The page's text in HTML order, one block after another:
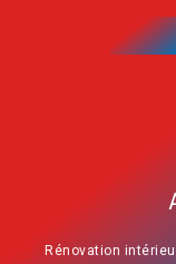
Rénovation